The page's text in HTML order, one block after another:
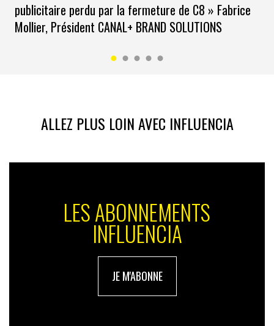
publicitaire perdu par la fermeture de C8 » Fabrice
Mollier, Président CANAL+ BRAND SOLUTIONS
ALLEZ PLUS LOIN AVEC INFLUENCIA
LES ABONNEMENTS
INFLUENCIA
JE M'ABONNE